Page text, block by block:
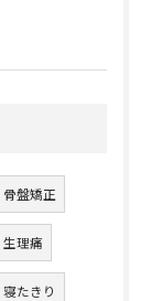
骨盤矯正
生理痛
寝たきり